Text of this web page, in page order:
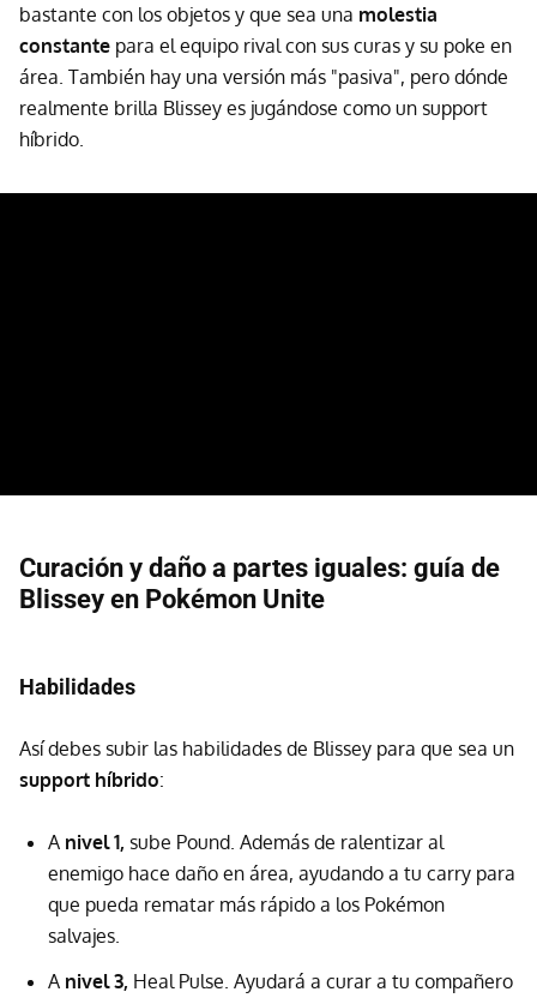
bastante con los objetos y que sea una molestia
constante para el equipo rival con sus curas y su poke en
área. También hay una versión más "pasiva", pero dónde
realmente brilla Blissey es jugándose como un support
híbrido.
Curación y daño a partes iguales: guía de
Blissey en Pokémon Unite
Habilidades
Así debes subir las habilidades de Blissey para que sea un
support híbrido:
A nivel 1, sube Pound. Además de ralentizar al
enemigo hace daño en área, ayudando a tu carry para
que pueda rematar más rápido a los Pokémon
salvajes.
A nivel 3, Heal Pulse. Ayudará a curar a tu compañero